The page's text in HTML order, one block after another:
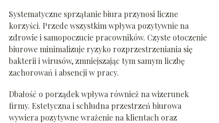
Systematyczne sprzątanie biura przynosi liczne
korzyści. Przede wszystkim wpływa pozytywnie na
zdrowie i samopoczucie pracowników. Czyste otoczenie
biurowe minimalizuje ryzyko rozprzestrzeniania się
bakterii i wirusów, zmniejszając tym samym liczbę
zachorowań i absencji w pracy.
Dbałość o porządek wpływa również na wizerunek
firmy. Estetyczna i schludna przestrzeń biurowa
wywiera pozytywne wrażenie na klientach oraz